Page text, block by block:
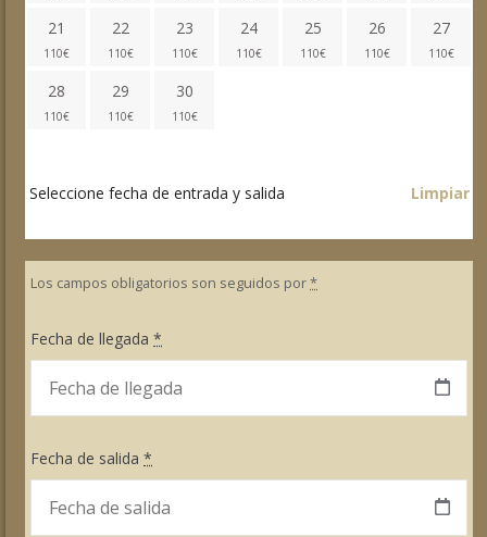
21
110€
22
110€
23
110€
24
110€
25
110€
26
110€
27
110€
28
110€
29
110€
30
110€
Seleccione fecha de entrada y salida Limpiar
Los campos obligatorios son seguidos por*
Fecha de llegada *
Fecha de salida *